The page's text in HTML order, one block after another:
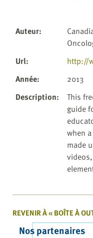
Auteur:
Url:
http://
Année:
2013
Description:
This
guide
when
made
REVENIR À « BOÎTE À
Nos partenaires